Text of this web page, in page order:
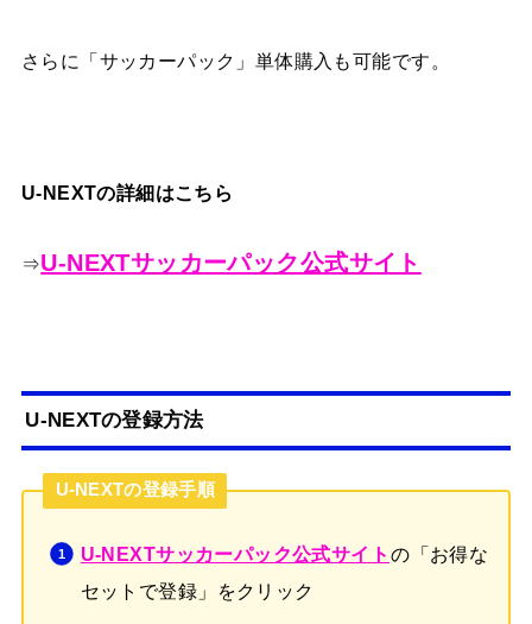
さらに「サッカーパック」単体購入も可能です。
U-NEXTの詳細はこちら
⇒U-NEXTサッカーパック公式サイト
U-NEXTの登録方法
U-NEXTの登録手順
U-NEXTサッカーパック公式サイト の「お得な
セットで登録」をクリック